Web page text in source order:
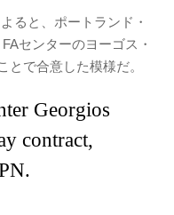
ると、ポートランド・
センターのヨーゴス・
とで合意した模様だ。
Georgios
contract,